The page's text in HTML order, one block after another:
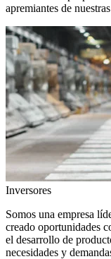
apremiantes de
Inversores
Somos una empresa
creado oportunidades
el desarrollo de
necesidades y